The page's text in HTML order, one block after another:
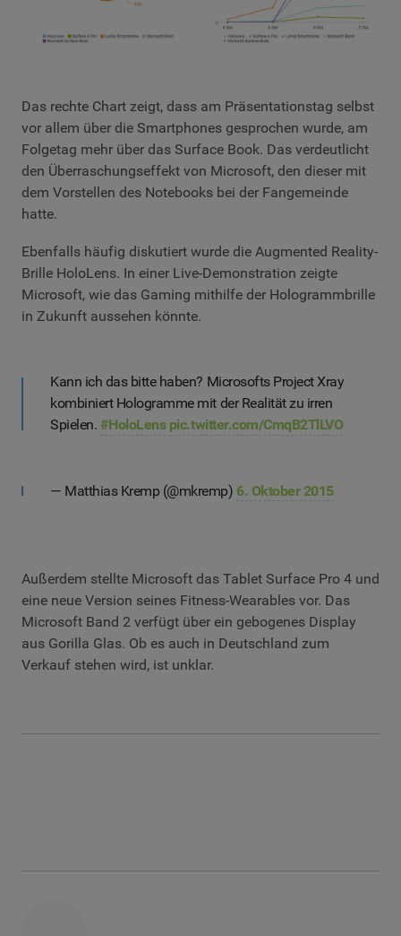
Das rechte Chart zeigt, dass am Präsentationstag selbst
vor allem über die Smartphones gesprochen wurde, am
Folgetag mehr über das Surface Book. Das verdeutlicht
den Überraschungseffekt von Microsoft, den dieser mit
dem Vorstellen des Notebooks bei der Fangemeinde
hatte.
Ebenfalls häufig diskutiert wurde die Augmented Reality-
Brille HoloLens. In einer Live-Demonstration zeigte
Microsoft, wie das Gaming mithilfe der Hologrammbrille
in Zukunft aussehen könnte.
Kann ich das bitte haben? Microsofts Project Xray
kombiniert Hologramme mit der Realität zu irren
Spielen. #HoloLens pic.twitter.com/CmqB2TlLVO
— Matthias Kremp (@mkremp) 6. Oktober 2015
Außerdem stellte Microsoft das Tablet Surface Pro 4 und
eine neue Version seines Fitness-Wearables vor. Das
Microsoft Band 2 verfügt über ein gebogenes Display
aus Gorilla Glas. Ob es auch in Deutschland zum
Verkauf stehen wird, ist unklar.